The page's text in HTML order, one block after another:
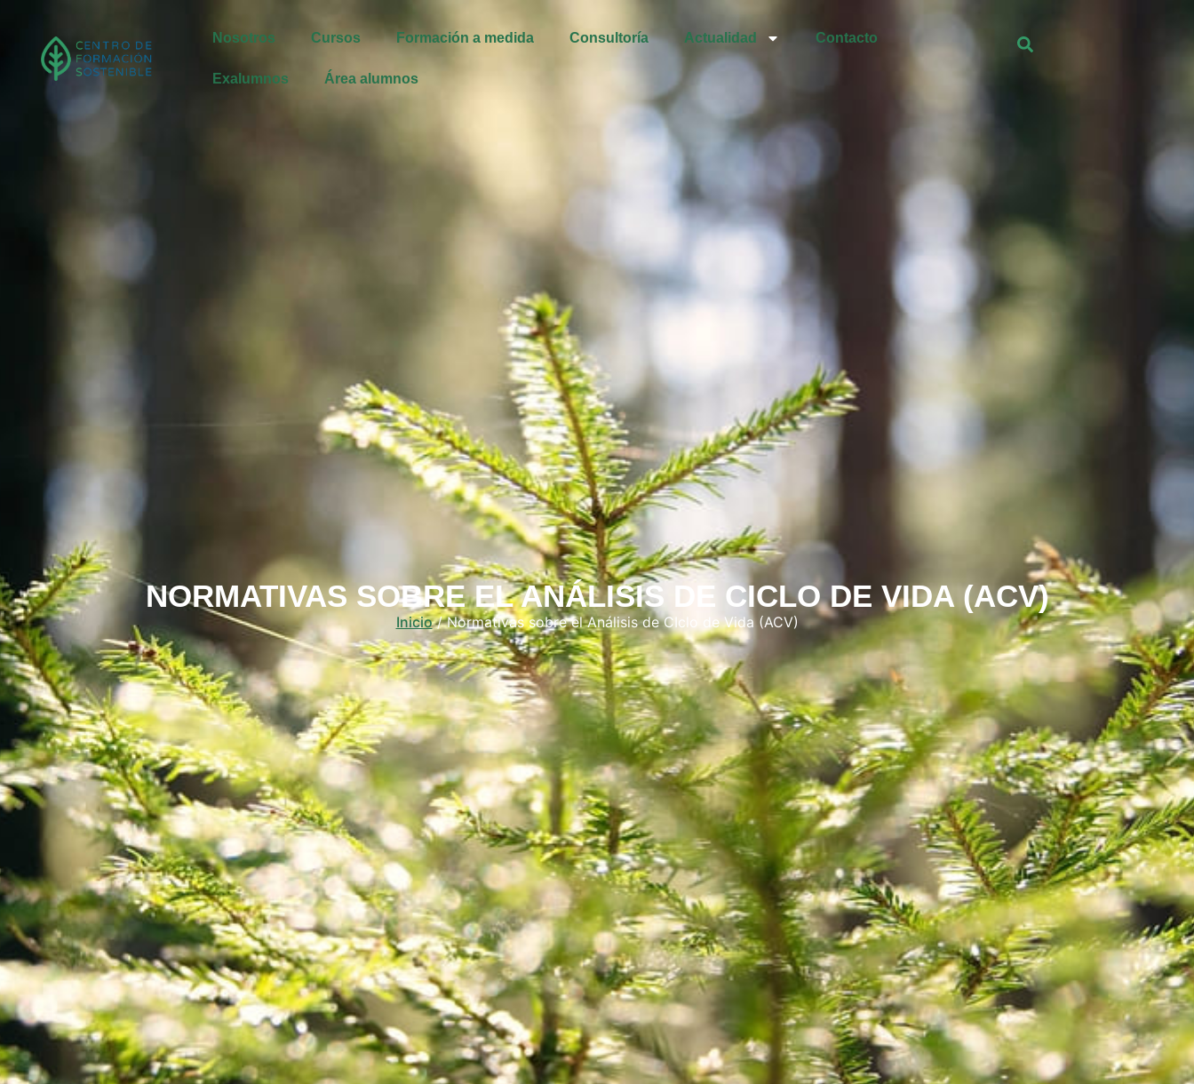
Nosotros Cursos Formación a medida Consultoría Actualidad Contacto
Exalumnos Área alumnos
NORMATIVAS SOBRE EL ANÁLISIS DE CICLO DE VIDA (ACV)
Inicio/ Normativas sobre el Análisis de CIclo de Vida (ACV)